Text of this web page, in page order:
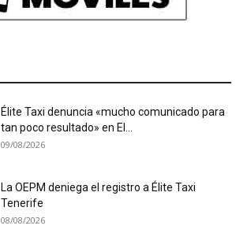
Élite Taxi denuncia «mucho comunicado para
tan poco resultado» en El...
09/08/2026
La OEPM deniega el registro a Élite Taxi
Tenerife
08/08/2026